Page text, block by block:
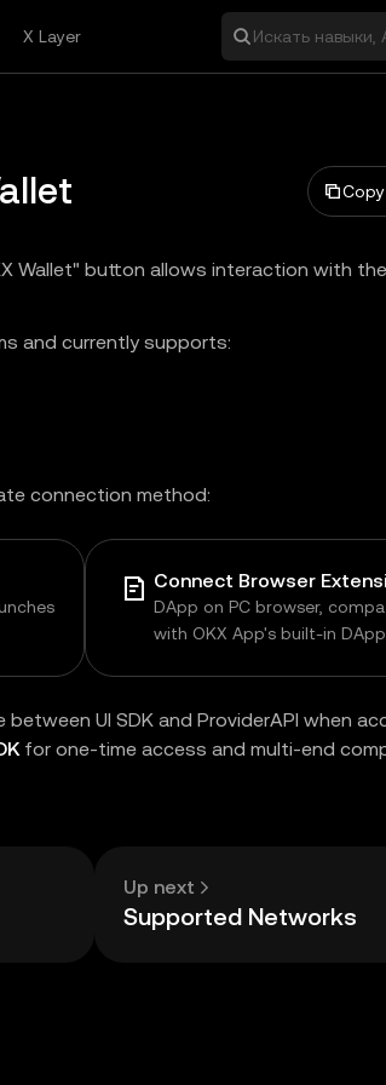
X Layer Искать навыки,
Wallet" button allows interaction with
and currently supports:
connection method:
DApp on PC browser,
with OKX App's built-in DApp
UI SDK and ProviderAPI when
for one-time access and multi-end
Up next
Supported Networks